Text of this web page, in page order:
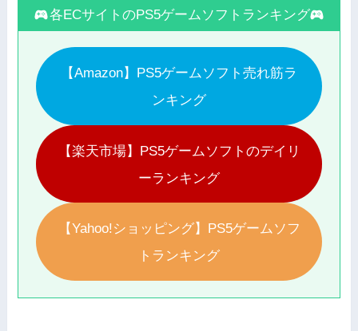
各ECサイトのPS5ゲームソフトランキング
【Amazon】PS5ゲームソフト売れ筋ラ
ンキング
【楽天市場】PS5ゲームソフトのデイリ
ーランキング
【Yahoo!ショッピング】PS5ゲームソフ
トランキング